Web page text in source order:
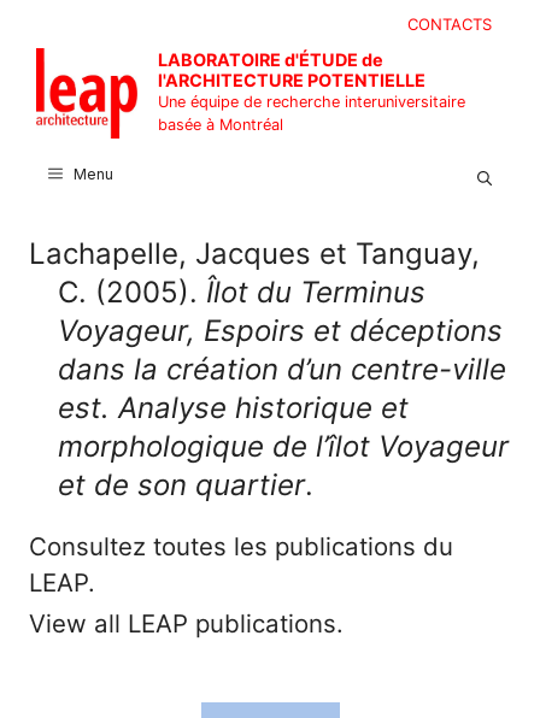
contenu
CONTACTS
LABORATOIRE d'ÉTUDE de
l'ARCHITECTURE POTENTIELLE
Une équipe de recherche interuniversitaire
basée à Montréal
Menu
Lachapelle, Jacques et Tanguay,
C. (2005). Îlot du Terminus
Voyageur, Espoirs et déceptions
dans la création d’un centre-ville
est. Analyse historique et
morphologique de l’îlot Voyageur
et de son quartier.
Consultez toutes les publications du
LEAP.
View all LEAP publications.